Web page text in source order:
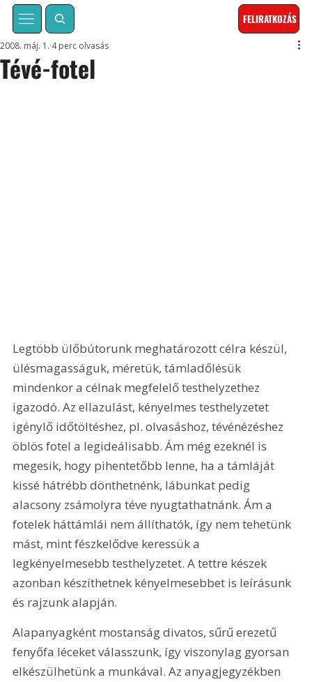
FELIRATKOZÁS
Tévé-fotel
2008. máj. 1. 4 perc olvasás
Legtöbb ülőbútorunk meghatározott célra készül,
ülésmagasságuk, méretük, támladőlésük
mindenkor a célnak megfelelő testhelyzethez
igazodó. Az ellazulást, kényelmes testhelyzetet
igénylő időtöltéshez, pl. olvasáshoz, tévénézéshez
öblös fotel a legideálisabb. Ám még ezeknél is
megesik, hogy pihentetőbb lenne, ha a támláját
kissé hátrébb dönthetnénk, lábunkat pedig
alacsony zsámolyra téve nyugtathatnánk. Ám a
fotelek háttámlái nem állíthatók, így nem tehetünk
mást, mint fészkelődve keressük a
legkényelmesebb testhelyzetet. A tettre készek
azonban készíthetnek kényelmesebbet is leírásunk
és rajzunk alapján.
Alapanyagként mostanság divatos, sűrű erezetű
fenyőfa léceket válasszunk, így viszonylag gyorsan
elkészülhetünk a munkával. Az anyagjegyzékben